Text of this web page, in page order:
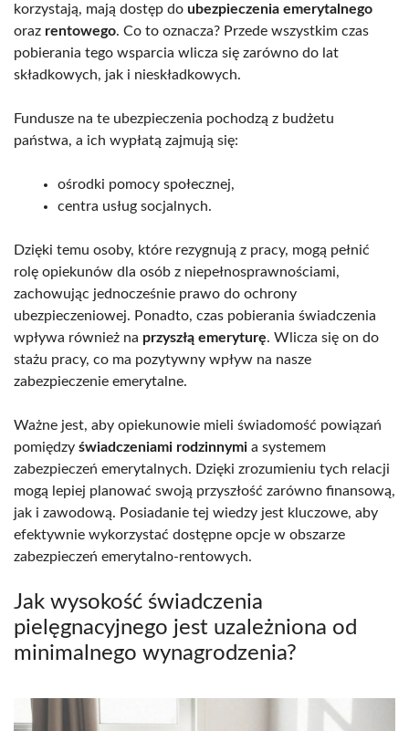
korzystają, mają dostęp do ubezpieczenia emerytalnego
oraz rentowego. Co to oznacza? Przede wszystkim czas
pobierania tego wsparcia wlicza się zarówno do lat
składkowych, jak i nieskładkowych.
Fundusze na te ubezpieczenia pochodzą z budżetu
państwa, a ich wypłatą zajmują się:
ośrodki pomocy społecznej,
centra usług socjalnych.
Dzięki temu osoby, które rezygnują z pracy, mogą pełnić
rolę opiekunów dla osób z niepełnosprawnościami,
zachowując jednocześnie prawo do ochrony
ubezpieczeniowej. Ponadto, czas pobierania świadczenia
wpływa również na przyszłą emeryturę. Wlicza się on do
stażu pracy, co ma pozytywny wpływ na nasze
zabezpieczenie emerytalne.
Ważne jest, aby opiekunowie mieli świadomość powiązań
pomiędzy świadczeniami rodzinnymi a systemem
zabezpieczeń emerytalnych. Dzięki zrozumieniu tych relacji
mogą lepiej planować swoją przyszłość zarówno finansową,
jak i zawodową. Posiadanie tej wiedzy jest kluczowe, aby
efektywnie wykorzystać dostępne opcje w obszarze
zabezpieczeń emerytalno-rentowych.
Jak wysokość świadczenia
pielęgnacyjnego jest uzależniona od
minimalnego wynagrodzenia?